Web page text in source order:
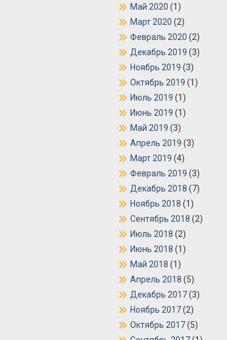
Май 2020 (1)
Март 2020 (2)
Февраль 2020 (2)
Декабрь 2019 (3)
Ноябрь 2019 (3)
Октябрь 2019 (1)
Июль 2019 (1)
Июнь 2019 (1)
Май 2019 (3)
Апрель 2019 (3)
Март 2019 (4)
Февраль 2019 (3)
Декабрь 2018 (7)
Ноябрь 2018 (1)
Сентябрь 2018 (2)
Июль 2018 (2)
Июнь 2018 (1)
Май 2018 (1)
Апрель 2018 (5)
Декабрь 2017(3)
Ноябрь 2017(2)
Октябрь 2017(5)